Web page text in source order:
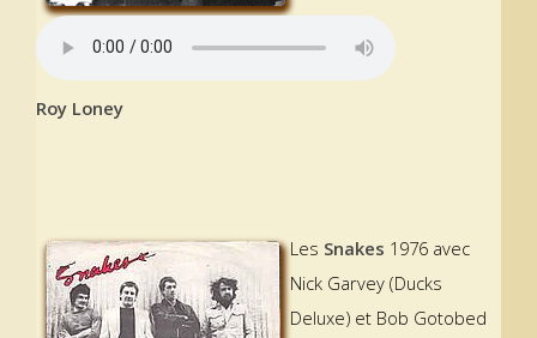
Roy Loney
Les Snakes 1976 avec
Nick Garvey (Ducks
Deluxe) et Bob Gotobed